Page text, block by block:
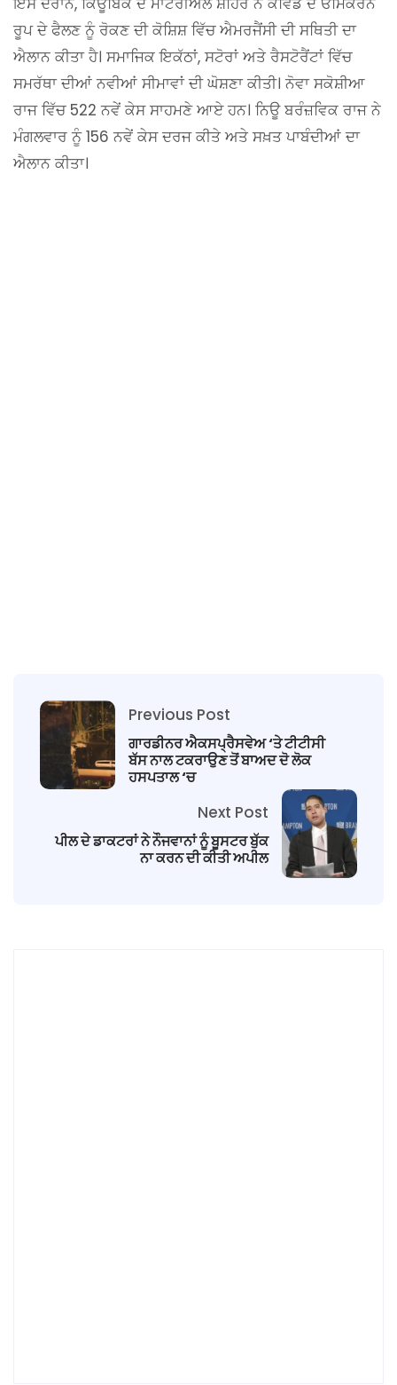
ਰੂਪ ਦੇ ਫੈਲਣ ਨੂੰ ਰੋਕਣ ਦੀ ਕੋਸ਼ਿਸ਼ ਵਿੱਚ ਐਮਰਜੈਂਸੀ ਦੀ ਸਥਿਤੀ ਦਾ
ਐਲਾਨ ਕੀਤਾ ਹੈ। ਸਮਾਜਿਕ ਇਕੱਠਾਂ, ਸਟੋਰਾਂ ਅਤੇ ਰੈਸਟੋਰੈਂਟਾਂ ਵਿੱਚ
ਸਮਰੱਥਾ ਦੀਆਂ ਨਵੀਆਂ ਸੀਮਾਵਾਂ ਦੀ ਘੋਸ਼ਣਾ ਕੀਤੀ। ਨੋਵਾ ਸਕੋਸ਼ੀਆ
ਰਾਜ ਵਿੱਚ 522 ਨਵੇਂ ਕੇਸ ਸਾਹਮਣੇ ਆਏ ਹਨ। ਨਿਊ ਬਰੰਜ਼ਵਿਕ ਰਾਜ ਨੇ
ਮੰਗਲਵਾਰ ਨੂੰ 156 ਨਵੇਂ ਕੇਸ ਦਰਜ ਕੀਤੇ ਅਤੇ ਸਖ਼ਤ ਪਾਬੰਦੀਆਂ ਦਾ
ਐਲਾਨ ਕੀਤਾ।
Previous Post
ਗਾਰਡੀਨਰ ਐਕਸਪ੍ਰੈਸਵੇਅ ‘ਤੇ ਟੀਟੀਸੀ
ਬੱਸ ਨਾਲ ਟਕਰਾਉਣ ਤੋਂ ਬਾਅਦ ਦੋ ਲੋਕ
ਹਸਪਤਾਲ ‘ਚ
Next Post
ਪੀਲ ਦੇ ਡਾਕਟਰਾਂ ਨੇ ਨੌਜਵਾਨਾਂ ਨੂੰ ਬੂਸਟਰ ਬੁੱਕ
ਨਾ ਕਰਨ ਦੀ ਕੀਤੀ ਅਪੀਲ